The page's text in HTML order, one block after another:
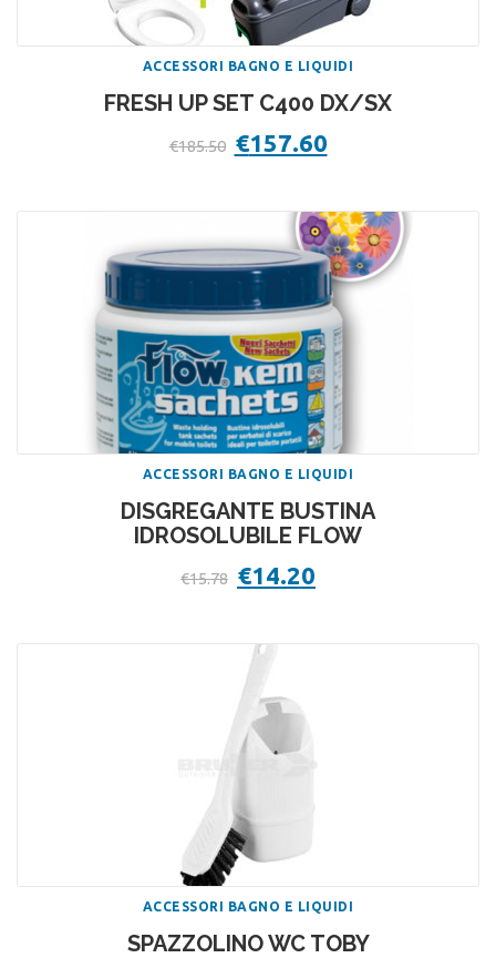
ACCESSORI BAGNO E LIQUIDI
FRESH UP SET C400 DX/SX
€185.50 Il
prezzo
€185.50.
€157.60Il
prezzo
€157.60.
ACCESSORI BAGNO E LIQUIDI
DISGREGANTE BUSTINA
IDROSOLUBILE FLOW
€15.78 Il
prezzo
€15.78.
€14.20prezzo
ACCESSORI BAGNO E LIQUIDI
SPAZZOLINO WC TOBY